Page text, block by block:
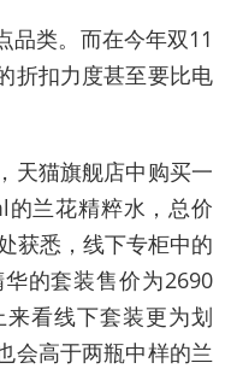
品类。而在今年双11
折扣力度甚至要比电
天猫旗舰店中购买一
兰花精粹水，总价
获悉，线下专柜中的
的套装售价为2690
看线下套装更为划
会高于两瓶中样的兰